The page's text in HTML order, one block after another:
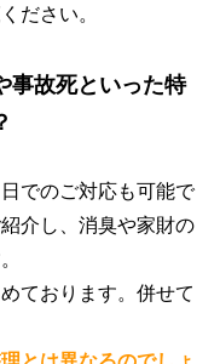
ださい。
事故死といった特
でのご対応も可能で
介し、消臭や家財の
ております。併せて